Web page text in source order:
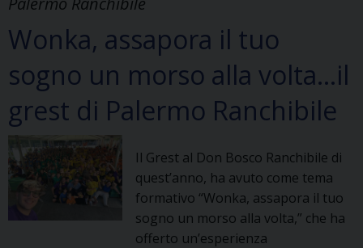
Wonka, assapora il tuo
sogno un morso alla volta…il
grest di Palermo Ranchibile
Il Grest al Don Bosco Ranchibile di
quest’anno, ha avuto come tema
formativo “Wonka, assapora il tuo
sogno un morso alla volta,” che ha
offerto un’esperienza